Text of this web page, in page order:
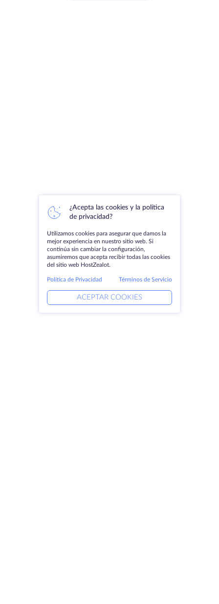
¿Acepta las cookies y la política
de privacidad?
Utilizamos cookies para asegurar que damos la
mejor experiencia en nuestro sitio web. Si
continúa sin cambiar la configuración,
asumiremos que acepta recibir todas las cookies
del sitio web HostZealot.
Política de Privacidad Términos de Servicio
ACEPTAR COOKIES